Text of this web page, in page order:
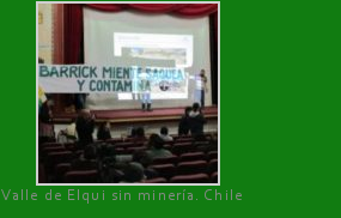
Valle de Elqui sin minería. Chile